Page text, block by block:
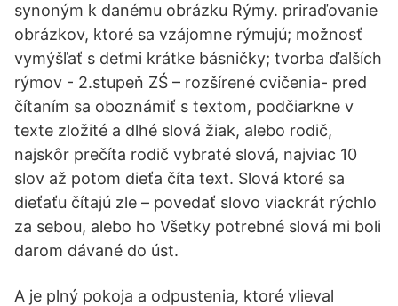
synoným k danému obrázku Rýmy. priraďovanie
obrázkov, ktoré sa vzájomne rýmujú; možnosť
vymýšľať s deťmi krátke básničky; tvorba ďalších
rýmov - 2.stupeň ZŚ – rozšírené cvičenia- pred
čítaním sa oboznámiť s textom, podčiarkne v
texte zložité a dlhé slová žiak, alebo rodič,
najskôr prečíta rodič vybraté slová, najviac 10
slov až potom dieťa číta text. Slová ktoré sa
dieťaťu čítajú zle – povedať slovo viackrát rýchlo
za sebou, alebo ho Všetky potrebné slová mi boli
darom dávané do úst.
A je plný pokoja a odpustenia, ktoré vlieval